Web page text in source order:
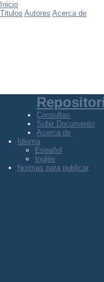
Inicio
Titulos Autores Acerca de
Consultas
Subir Documento
Acerca de
Idioma
Español
Inglés
Normas para publicar